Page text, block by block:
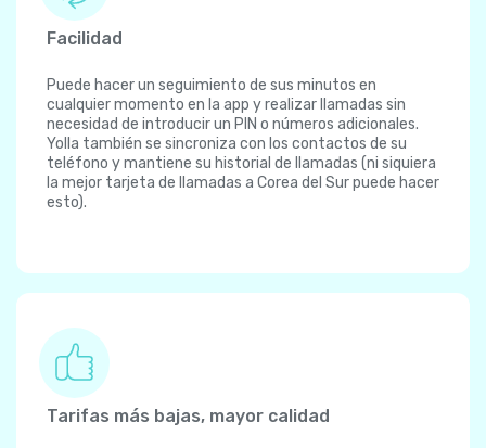
Facilidad
Puede hacer un seguimiento de sus minutos en
cualquier momento en la app y realizar llamadas sin
necesidad de introducir un PIN o números adicionales.
Yolla también se sincroniza con los contactos de su
teléfono y mantiene su historial de llamadas (ni siquiera
la mejor tarjeta de llamadas a Corea del Sur puede hacer
esto).
Tarifas más bajas, mayor calidad